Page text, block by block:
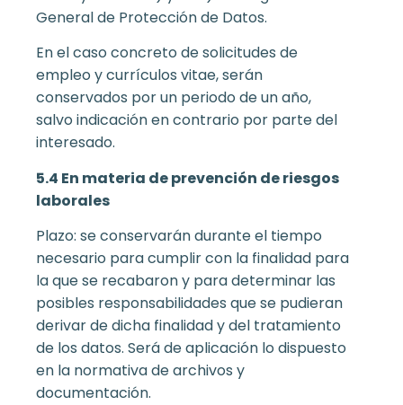
General de Protección de Datos.
En el caso concreto de solicitudes de
empleo y currículos vitae, serán
conservados por un periodo de un año,
salvo indicación en contrario por parte del
interesado.
5.4 En materia de prevención de riesgos
laborales
Plazo: se conservarán durante el tiempo
necesario para cumplir con la finalidad para
la que se recabaron y para determinar las
posibles responsabilidades que se pudieran
derivar de dicha finalidad y del tratamiento
de los datos. Será de aplicación lo dispuesto
en la normativa de archivos y
documentación.